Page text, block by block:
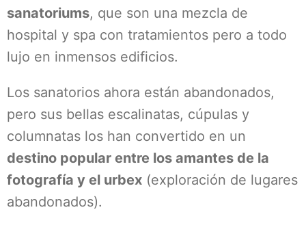
sanatoriums, que son una mezcla de
hospital y spa con tratamientos pero a todo
lujo en inmensos edificios.
Los sanatorios ahora están abandonados,
pero sus bellas escalinatas, cúpulas y
columnatas los han convertido en un
destino popular entre los amantes de la
fotografía y el urbex (exploración de lugares
abandonados).